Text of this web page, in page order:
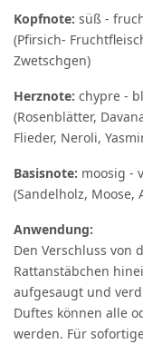
Kopfnote: süß -
(Pfirsich-
Zwetschgen)
Herznote: chypre -
(Rosenblätter,
Flieder, Neroli,
Basisnote: moosig -
(Sandelholz, Moose,
Anwendung:
Den Verschluss von
Rattanstäbchen
aufgesaugt und
Duftes können alle
werden. Für